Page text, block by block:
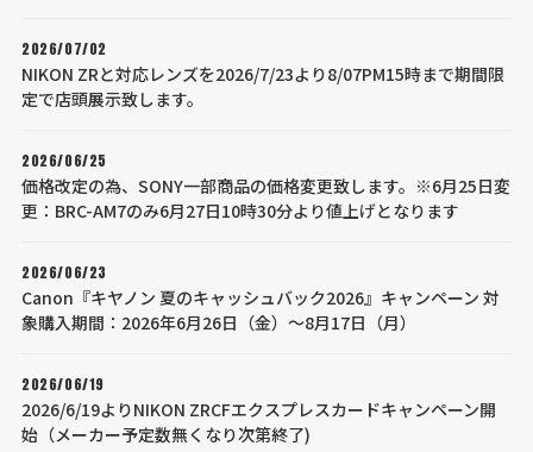
2026/07/02
NIKON ZRと対応レンズを2026/7/23より8/07PM15時まで期間限
定で店頭展示致します。
2026/06/25
価格改定の為、SONY一部商品の価格変更致します。※6月25日変
更：BRC-AM7のみ6月27日10時30分より値上げとなります
2026/06/23
Canon『キヤノン 夏のキャッシュバック2026』キャンペーン 対
象購入期間：2026年6月26日（金）～8月17日（月）
2026/06/19
2026/6/19よりNIKON ZRCFエクスプレスカードキャンペーン開
始（メーカー予定数無くなり次第終了)